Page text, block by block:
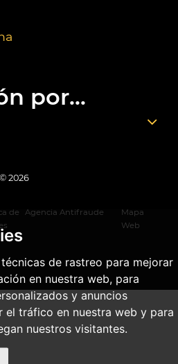
de rastreo para mejorar
en nuestra web, para
y anuncios
el tráfico en nuestra web y para
nuestros visitantes.
por...
2026
de
Agencia Antifraude
Mapa
Web